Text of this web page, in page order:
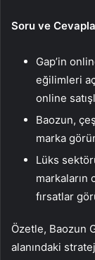
Soru ve
Gap’in
eğilimleri
online
Baozun,
marka
Lüks
fırsatlar
Özetle, Baozun
alanındaki